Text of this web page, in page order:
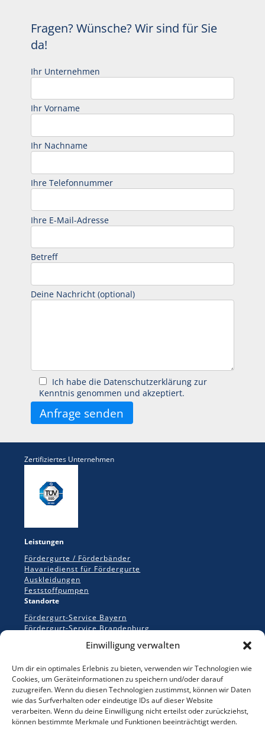
Einwilligung verwalten
Um dir ein optimales Erlebnis zu bieten, verwenden wir Technologien wie
Cookies, um Geräteinformationen zu speichern und/oder darauf
zuzugreifen. Wenn du diesen Technologien zustimmst, können wir Daten
wie das Surfverhalten oder eindeutige IDs auf dieser Website
verarbeiten. Wenn du deine Einwilligung nicht erteilst oder zurückziehst,
können bestimmte Merkmale und Funktionen beeinträchtigt werden.
Fragen? Wünsche? Wir sind für Sie
da!
Ihr Unternehmen
Ihr Vorname
Ihr Nachname
Ihre Telefonnummer
Ihre E-Mail-Adresse
Betreff
Deine Nachricht (optional)
Ich habe die Datenschutzerklärung zur
Kenntnis genommen und akzeptiert.
Leistungen
Fördergurte / Förderbänder
Havariedienst für Fördergurte
Auskleidungen
Feststoffpumpen
Standorte
Fördergurt-Service Bayern
Fördergurt-Service Brandenburg
Fördergurt-Service Dillingen
Fördergurt-Service Dresden/Radebeul
Fördergurt-Service Neunkirchen/Saarland
Fördergurt-Service Neuötting/Südostbayern
Fördergurt-Service Vierkirchen/Sachsen
Fördergurt-Service Wackersdorf/Oberpfalz
Rechtliches
Zertifiziertes Unternehmen